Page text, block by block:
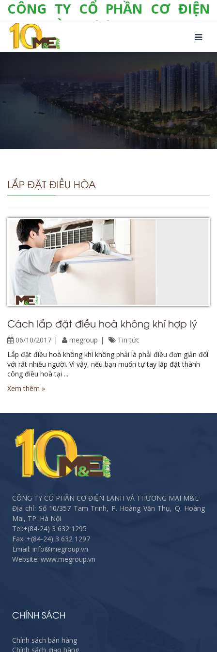
CÔNG TY CỔ PHẦN CƠ ĐIỆN
LẠNH VÀ THƯƠNG MẠI M&E
Số 10/357 Tam Trinh, P. Hoàng Văn Thụ, Q.
Hoàng Mai, TP. Hà Nội
Fax: +(84-24) 3 632 1297
Email: info@megroup.vn Website: www.megroup.vn
LẮP ĐẶT ĐIỀU HÒA
Cách lắp đặt điều hoà không khí hợp lý
06/10/2017 megroup
Tin tức
Lắp đặt điều hoà không khí không phải là phải điều đơn giản đối
với rất nhiều người. Vì vậy, nếu bạn muốn tự tay lắp đặt thành
công điều hoà tại ...
Xem thêm »
CÔNG TY CỔ PHẦN CƠ ĐIỆN LẠNH VÀ THƯƠNG MẠI M&E
Địa chỉ: Số 10/357 Tam Trinh, P. Hoàng Văn Thụ, Q. Hoàng
Mai, TP. Hà Nội
Tel:+(84-24) 3 632 1295
Fax: +(84-24) 3 632 1297
Email: info@megroup.vn
Website: www.megroup.vn
CHÍNH SÁCH
Chính sách bán hàng
Chính sách giao hàng